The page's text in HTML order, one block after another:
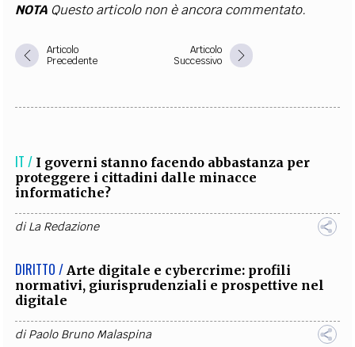
NOTA Questo articolo non è ancora commentato.
Articolo
Precedente
Articolo
Successivo
IT / I governi stanno facendo abbastanza per
proteggere i cittadini dalle minacce
informatiche?
diLa Redazione
DIRITTO / Arte digitale e cybercrime: profili
normativi, giurisprudenziali e prospettive nel
digitale
diPaolo Bruno Malaspina